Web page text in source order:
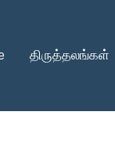
திருத்தலங்கள்